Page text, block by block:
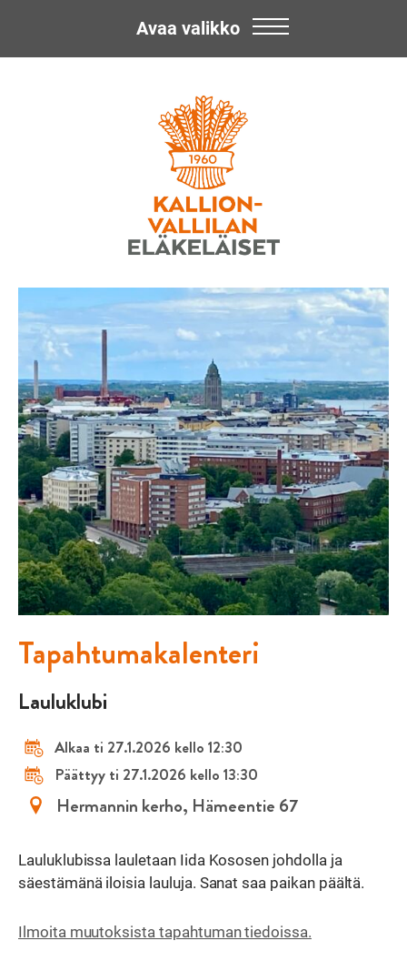
Vallilan
Eläkeläiset
ry
Avaa valikko
Tapahtumakalenteri
Lauluklubi
Alkaa ti 27.1.2026 kello 12:30
Päättyy ti 27.1.2026 kello 13:30
Hermannin kerho, Hämeentie 67
Lauluklubissa lauletaan Iida Kososen johdolla ja
säestämänä iloisia lauluja. Sanat saa paikan päältä.
Ilmoita muutoksista tapahtuman tiedoissa.